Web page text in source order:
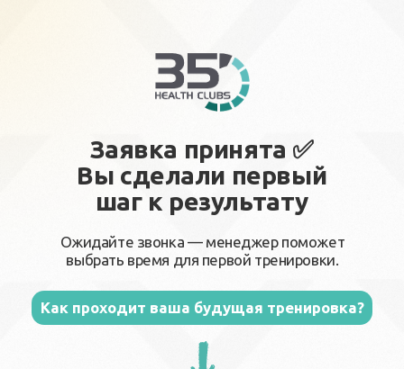
Ожидайте звонка — менеджер поможет
выбрать время для первой тренировки.
Заявка принята ✅
шаг к результату